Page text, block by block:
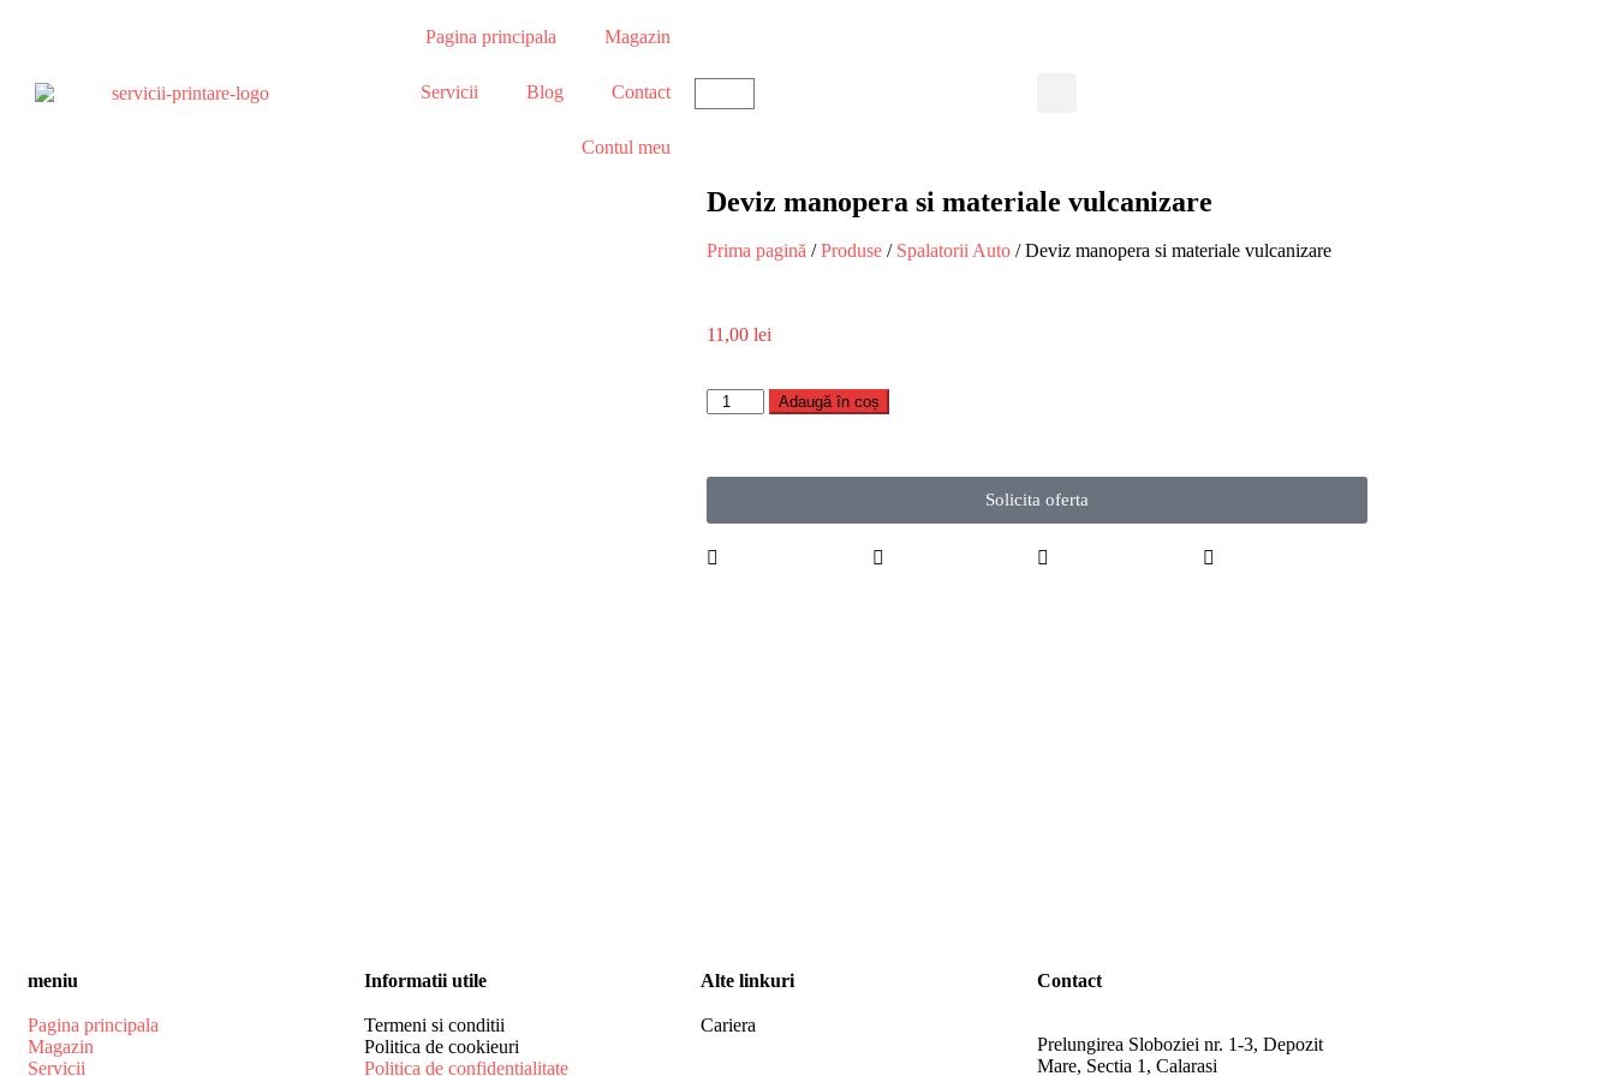
Pagina principala Magazin
Servicii Blog Contact
Contul meu
Deviz manopera si materiale vulcanizare
Prima pagină /Produse / Spalatorii Auto / Deviz manopera si materiale vulcanizare
11,00 lei
Adaugă în coș
Solicita oferta
meniu
Pagina principala
Magazin
Servicii
Informatii utile
Termeni si conditii
Politica de cookieuri
Politica de confidentialitate
Alte linkuri
Cariera
Contact
Prelungirea Sloboziei nr. 1-3, Depozit
Mare, Sectia 1, Calarasi